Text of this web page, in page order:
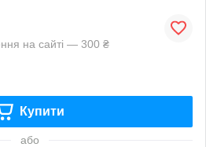
на сайті — 300 ₴
Купити
або